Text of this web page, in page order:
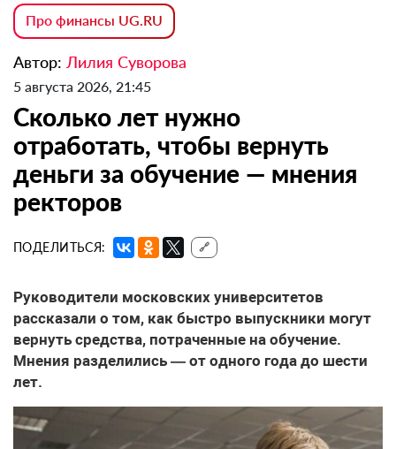
Про финансы UG.RU
Автор: Лилия Суворова
5 августа 2026, 21:45
Сколько лет нужно
отработать, чтобы вернуть
деньги за обучение — мнения
ректоров
ПОДЕЛИТЬСЯ: 🔗
Руководители московских университетов
рассказали о том, как быстро выпускники могут
вернуть средства, потраченные на обучение.
Мнения разделились — от одного года до шести
лет.